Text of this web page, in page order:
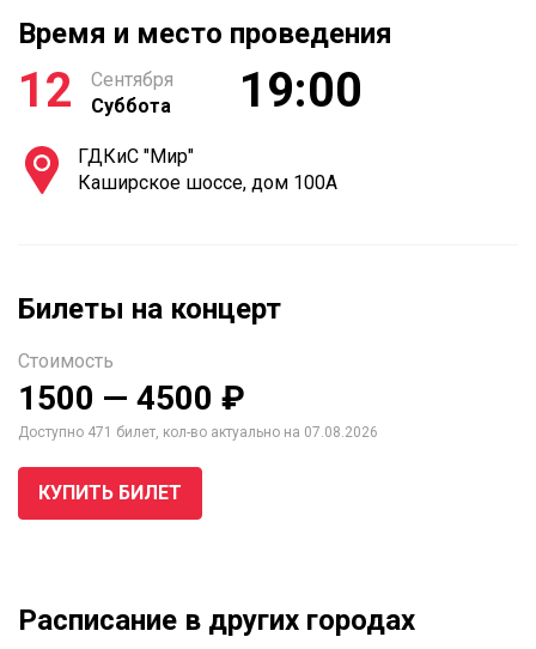
Время и место проведения
12
Сентября
Суббота
19:00
ГДКиС "Мир"
Каширское шоссе, дом 100А
Билеты на концерт
Стоимость
1500 — 4500 ₽
Доступно 471 билет, кол-во актуально на 07.08.2026
КУПИТЬ БИЛЕТ
Расписание в других городах